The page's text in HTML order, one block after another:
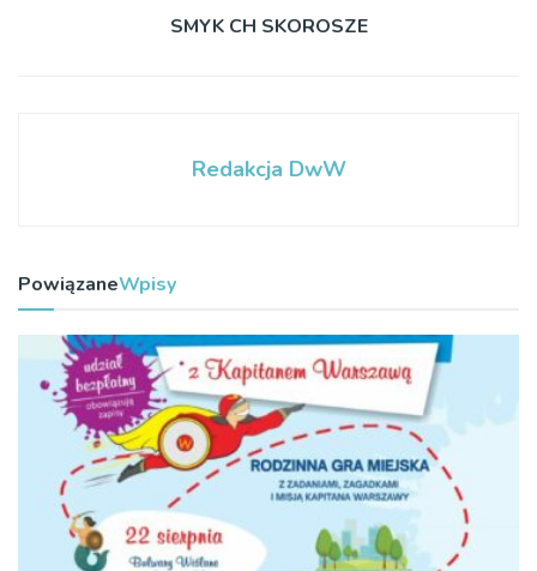
SMYK CH SKOROSZE
Redakcja DwW
PowiązaneWpisy